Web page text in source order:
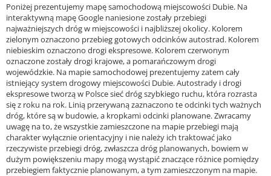
Poniżej prezentujemy mapę samochodową miejscowości Dubie. Na
interaktywną mapę Google naniesione zostały przebiegi
najważniejszych dróg w miejscowości i najbliższej okolicy. Kolorem
zielonym oznaczono przebieg gotowych odcinków autostrad. Kolorem
niebieskim oznaczono drogi ekspresowe. Kolorem czerwonym
oznaczone zostały drogi krajowe, a pomarańczowym drogi
wojewódzkie. Na mapie samochodowej prezentujemy zatem cały
istniejący system drogowy miejscowości Dubie. Autostrady i drogi
ekspresowe tworzą w Polsce sieć dróg szybkiego ruchu, która rozrasta
się z roku na rok. Linią przerywaną zaznaczono te odcinki tych ważnych
dróg, które są w budowie, a kropkami odcinki planowane. Zwracamy
uwagę na to, że wszystkie zamieszczone na mapie przebiegi mają
charakter wyłącznie orientacyjny i nie należy ich traktować jako
rzeczywiste przebiegi dróg, zwłaszcza dróg planowanych, bowiem w
dużym powiększeniu mapy mogą wystąpić znaczące różnice pomiędzy
przebiegiem faktycznie planowanym, a tym zamieszczonym na mapie.